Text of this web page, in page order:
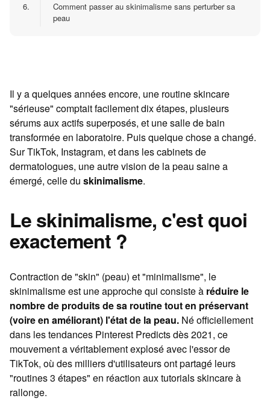
6.
Comment passer au skinimalisme sans perturber sa
peau
Il y a quelques années encore, une routine skincare
"sérieuse" comptait facilement dix étapes, plusieurs
sérums aux actifs superposés, et une salle de bain
transformée en laboratoire. Puis quelque chose a changé.
Sur TikTok, Instagram, et dans les cabinets de
dermatologues, une autre vision de la peau saine a
émergé, celle du skinimalisme.
Le skinimalisme, c'est quoi
exactement ?
Contraction de "skin" (peau) et "minimalisme", le
skinimalisme est une approche qui consiste à réduire le
nombre de produits de sa routine tout en préservant
(voire en améliorant) l'état de la peau. Né officiellement
dans les tendances Pinterest Predicts dès 2021, ce
mouvement a véritablement explosé avec l'essor de
TikTok, où des milliers d'utilisateurs ont partagé leurs
"routines 3 étapes" en réaction aux tutorials skincare à
rallonge.